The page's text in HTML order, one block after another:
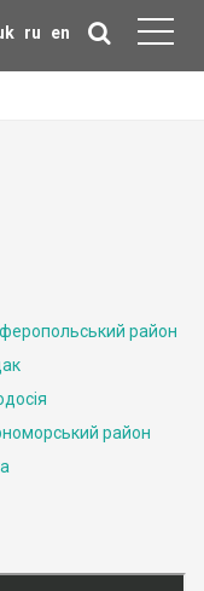
ru en
район
район